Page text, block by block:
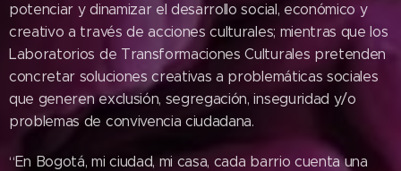
potenciar y dinamizar el desarrollo social, económico y
creativo a través de acciones culturales; mientras que los
Laboratorios de Transformaciones Culturales pretenden
concretar soluciones creativas a problemáticas sociales
que generen exclusión, segregación, inseguridad y/o
problemas de convivencia ciudadana.
“En Bogotá, mi ciudad, mi casa, cada barrio cuenta una